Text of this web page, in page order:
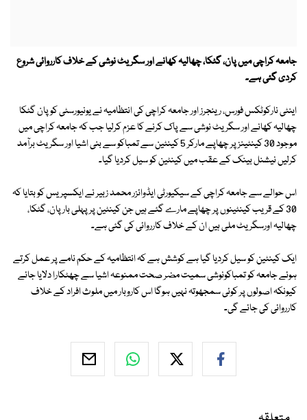
جامعہ کراچی میں پان، گٹکا، چھالیہ کھانے اور سگریٹ نوشی کے خلاف کارروائی شروع
کردی گئی ہے۔
اینٹی نارکوٹکس فورس، رینجرز اور جامعہ کراچی کی انتظامیہ نے یونیورسٹی کو پان گٹکا
چھالیہ کھانے اور سگریٹ نوشی سے پاک کرنے کا عزم کرلیا جب کہ جامعہ کراچی میں
موجود 30 کینٹینز پر چھاپے مارکر 5 کینٹین سے تمباکو سے بنی اشیا اور سگریٹ برآمد
کرلیں نیشنل بینک کے عقب میں کینٹین کو سیل کردیا گیا۔
اس حوالے سے جامعہ کراچی کے سیکیورٹی ایڈوائزر محمد زبیر نے ایکسپریس کو بتایا کہ
30 کے قریب کینٹینوں پر چھاپے مارے گئے ہیں جن کینٹین پرپہلی بار پان، گٹکا،
چھالیہ اورسگریٹ ملی ہیں ان کے خلاف کارروائی کی گئی ہے۔
ایک کینٹین کو سیل کردیا گیا ہے کوشش ہے کہ انتظامیہ کے حکم نامے پر عمل کرتے
ہوئے جامعہ کو تمباکونوشی سمیت مضر صحت ممنوعہ اشیا سے چھٹکارا دلایا جائے
کیونکہ اصولوں پر کوئی سمجھوتہ نہیں ہوگا اس کاروبار میں ملوث افراد کے خلاف
کارروائی کی جائے گی۔